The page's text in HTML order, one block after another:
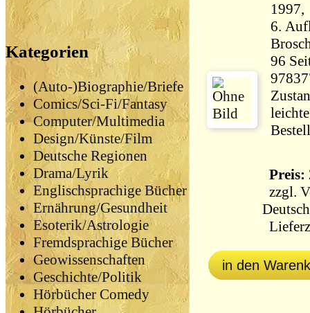
Kategorien
(Auto-)Biographie/Briefe
Comics/Sci-Fi/Fantasy
Computer/Multimedia
Design/Künste/Film
Deutsche Regionen
Drama/Lyrik
Englischsprachige Bücher
Ernährung/Gesundheit
Esoterik/Astrologie
Fremdsprachige Bücher
Geowissenschaften
Geschichte/Politik
Hörbücher Comedy
1997,
6.
96 Seiten
Preis:
zzgl.
in den